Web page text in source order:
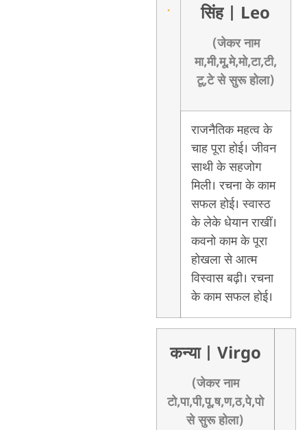
सिंह | Leo
(जेकर नाम
मा,मी,मू,मे,मो,टा,टी,
टू,टे से सुरू होला)
राजनैतिक महत्व के
चाह पूरा होई। जीवन
साथी के सहजोग
मिली। रचना के काम
सफल होई। स्वास्ठ
के लेके धेयान राखीं।
कवनो काम के पूरा
होखला से आत्म
विस्वास बढ़ी। रचना
के काम सफल होई।
कन्या | Virgo
(जेकर नाम
टो,पा,पी,पू,ष,ण,ठ,पे,पो
से सुरू होला)